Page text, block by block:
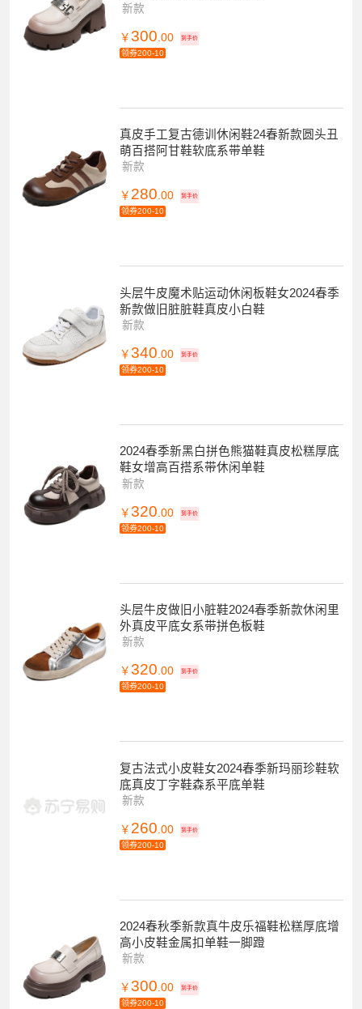
新款
￥ 300 .00 到手价
领券200-10
真皮手工复古德训休闲鞋24春新款圆头丑
萌百搭阿甘鞋软底系带单鞋
新款
￥ 280.00 到手价
领券200-10
头层牛皮魔术贴运动休闲板鞋女2024春季
新款做旧脏脏鞋真皮小白鞋
新款
￥ 340.00 到手价
领券200-10
2024春季新黑白拼色熊猫鞋真皮松糕厚底
鞋女增高百搭系带休闲单鞋
新款
￥ 320 .00 到手价
领券200-10
头层牛皮做旧小脏鞋2024春季新款休闲里
外真皮平底女系带拼色板鞋
新款
￥ 320.00 到手价
领券200-10
复古法式小皮鞋女2024春季新玛丽珍鞋软
底真皮丁字鞋森系平底单鞋
新款
￥ 260 .00 到手价
领券200-10
2024春秋季新款真牛皮乐福鞋松糕厚底增
高小皮鞋金属扣单鞋一脚蹬
新款
￥ 300.00 到手价
领券200-10